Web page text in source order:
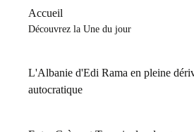
Accueil
Découvrez la Une du jour
L'Albanie d'Edi Rama en pleine
autocratique